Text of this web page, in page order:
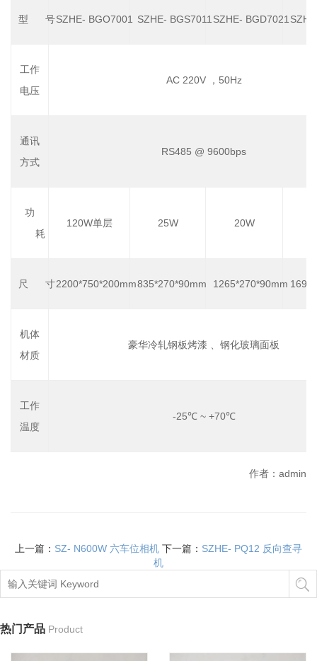
型 号SZHE- BGO7001 SZHE- BGS7011SZHE- BGD7021
工作
电压
AC 220V ，50Hz
通讯
方式
RS485 @ 9600bps
功
耗
120W单层 25W 20W
尺 寸2200*750*200mm835*270*90mm 1265*270*90mm
机体
材质
豪华冷轧钢板烤漆 、钢化玻璃面板
工作
温度
-25℃ ~ +70℃
作者：admin
上一篇： SZ- N600W 六车位相机 下一篇： SZHE- PQ12 反向查寻
机
热门产品 Product